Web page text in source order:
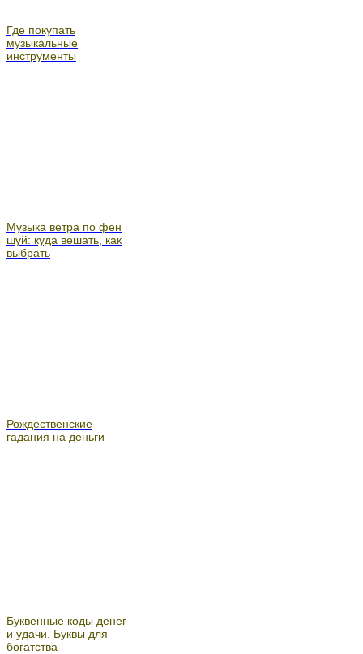
Где покупать
музыкальные
инструменты
Музыка ветра по фен
шуй: куда вешать, как
выбрать
Рождественские
гадания на деньги
Буквенные коды денег
и удачи. Буквы для
богатства